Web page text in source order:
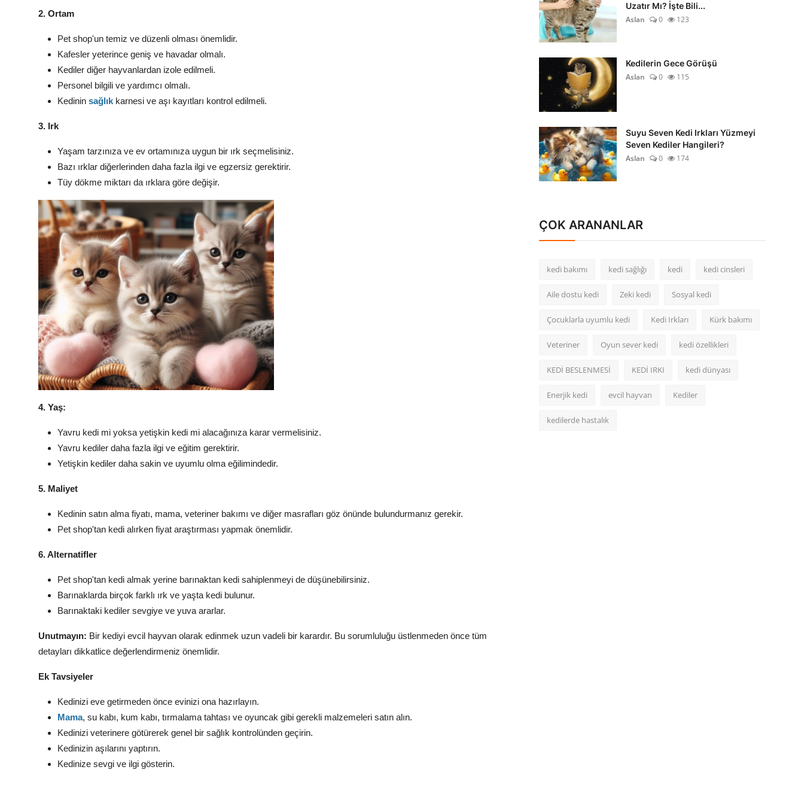
2. Ortam
Pet shop'un temiz ve düzenli olması önemlidir.
Kafesler yeterince geniş ve havadar olmalı.
Kediler diğer hayvanlardan izole edilmeli.
Personel bilgili ve yardımcı olmalı.
Kedinin sağlık karnesi ve aşı kayıtları kontrol edilmeli.
3. Irk
Yaşam tarzınıza ve ev ortamınıza uygun bir ırk seçmelisiniz.
Bazı ırklar diğerlerinden daha fazla ilgi ve egzersiz gerektirir.
Tüy dökme miktarı da ırklara göre değişir.
4. Yaş:
Yavru kedi mi yoksa yetişkin kedi mi alacağınıza karar vermelisiniz.
Yavru kediler daha fazla ilgi ve eğitim gerektirir.
Yetişkin kediler daha sakin ve uyumlu olma eğilimindedir.
5. Maliyet
Kedinin satın alma fiyatı, mama, veteriner bakımı ve diğer masrafları göz önünde bulundurmanız gerekir.
Pet shop'tan kedi alırken fiyat araştırması yapmak önemlidir.
6. Alternatifler
Pet shop'tan kedi almak yerine barınaktan kedi sahiplenmeyi de düşünebilirsiniz.
Barınaklarda birçok farklı ırk ve yaşta kedi bulunur.
Barınaktaki kediler sevgiye ve yuva ararlar.
Unutmayın: Bir kediyi evcil hayvan olarak edinmek uzun vadeli bir karardır. Bu sorumluluğu üstlenmeden önce tüm
detayları dikkatlice değerlendirmeniz önemlidir.
Ek Tavsiyeler
Kedinizi eve getirmeden önce evinizi ona hazırlayın.
Mama, su kabı, kum kabı, tırmalama tahtası ve oyuncak gibi gerekli malzemeleri satın alın.
Kedinizi veterinere götürerek genel bir sağlık kontrolünden geçirin.
Kedinizin aşılarını yaptırın.
Kedinize sevgi ve ilgi gösterin.
Uzatır Mı? İşte Bili...
Aslan
0 123
Kedilerin Gece Görüşü
Aslan
0 115
Suyu Seven Kedi Irkları Yüzmeyi
Seven Kediler Hangileri?
Aslan
0 174
ÇOK ARANANLAR
kedi bakımı kedi sağlığı kedi kedi cinsleri
Aile dostu kedi Zeki kedi Sosyal kedi
Çocuklarla uyumlu kedi Kedi Irkları Kürk bakımı
Veteriner Oyun sever kedi kedi özellikleri
KEDİ BESLENMESİ KEDİ IRKI kedi dünyası
Enerjik kedi evcil hayvan Kediler
kedilerde hastalık